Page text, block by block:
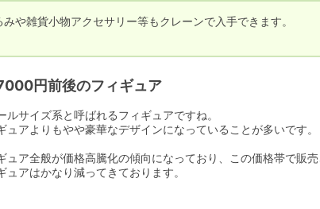
や雑貨小物アクセサリー等もクレーンで入手できます。
円前後のフィギュア
ルサイズ系と呼ばれるフィギュアですね。
ュアよりもやや豪華なデザインになっていることが多いです。
ュア全般が価格高騰化の傾向になっており、この価格帯で販
ュアはかなり減ってきております。